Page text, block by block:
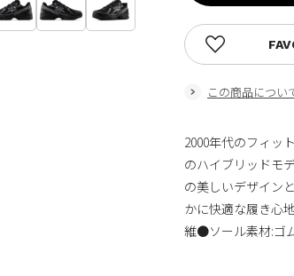
この商品につい
2000年代のフィッ
のハイブリッドモ
の美しいデザイン
かに快適な履き心
維●ソール素材:ゴ